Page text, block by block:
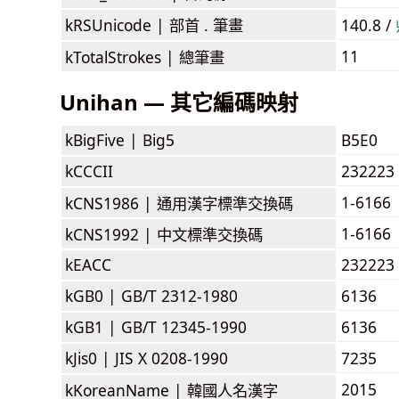
kRSUnicode | 部首 . 筆畫 140.8 /
kTotalStrokes | 總筆畫 11
Unihan — 其它編碼映射
kBigFive | Big5
B5E0
kCCCII
232223
kCNS1986 | 通用漢字標準交換碼
1-6166
kCNS1992 | 中文標準交換碼
1-6166
kEACC
232223
kGB0 | GB/T 2312-1980
6136
kGB1 | GB/T 12345-1990
6136
kJis0 | JIS X 0208-1990
7235
kKoreanName | 韓國人名漢字
2015